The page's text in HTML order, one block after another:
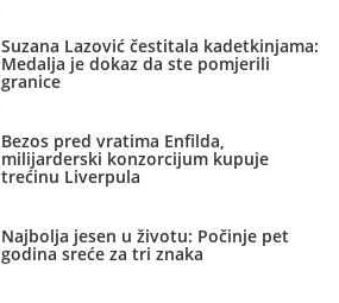
Suzana Lazović čestitala kadetkinjama:
Medalja je dokaz da ste pomjerili
granice
Bezos pred vratima Enfilda,
milijarderski konzorcijum kupuje
trećinu Liverpula
Najbolja jesen u životu: Počinje pet
godina sreće za tri znaka